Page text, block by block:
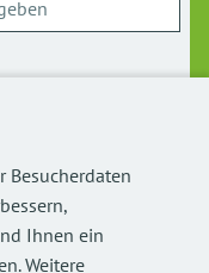
Besucherdaten
Ihnen ein
Weitere
Daten